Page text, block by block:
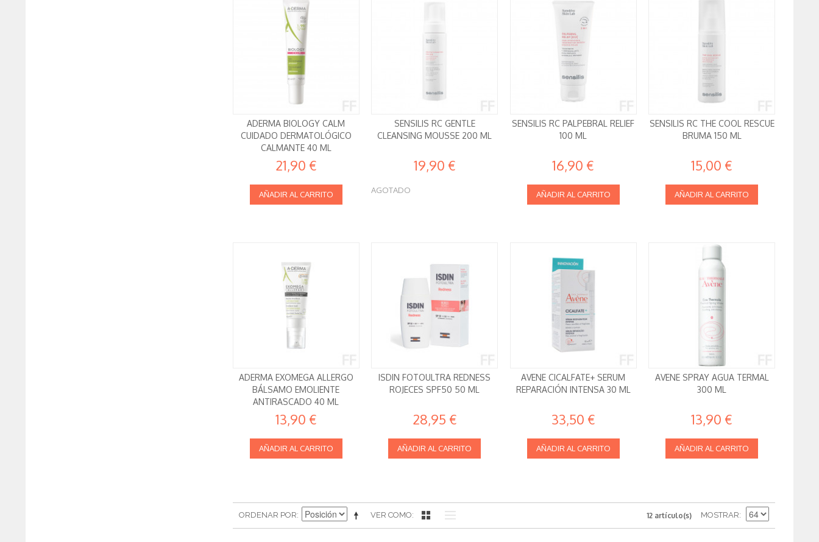
ADERMA BIOLOGY CALM
CUIDADO DERMATOLÓGICO
CALMANTE 40 ML
21,90 €
AÑADIR AL CARRITO
SENSILIS RC GENTLE
CLEANSING MOUSSE 200 ML
19,90 €
AGOTADO
SENSILIS RC PALPEBRAL RELIEF
100 ML
16,90 €
AÑADIR AL CARRITO
SENSILIS RC THE COOL RESCUE
BRUMA 150 ML
15,00 €
AÑADIR AL CARRITO
ADERMA EXOMEGA ALLERGO
BÁLSAMO EMOLIENTE
ANTIRASCADO 40 ML
13,90 €
AÑADIR AL CARRITO
ISDIN FOTOULTRA REDNESS
ROJECES SPF50 50 ML
28,95 €
AÑADIR AL CARRITO
AVENE CICALFATE+ SERUM
REPARACIÓN INTENSA 30 ML
33,50 €
AÑADIR AL CARRITO
AVENE SPRAY AGUA TERMAL
300 ML
13,90 €
AÑADIR AL CARRITO
VER COMO
ORDENAR POR 12 artículo(s) MOSTRAR